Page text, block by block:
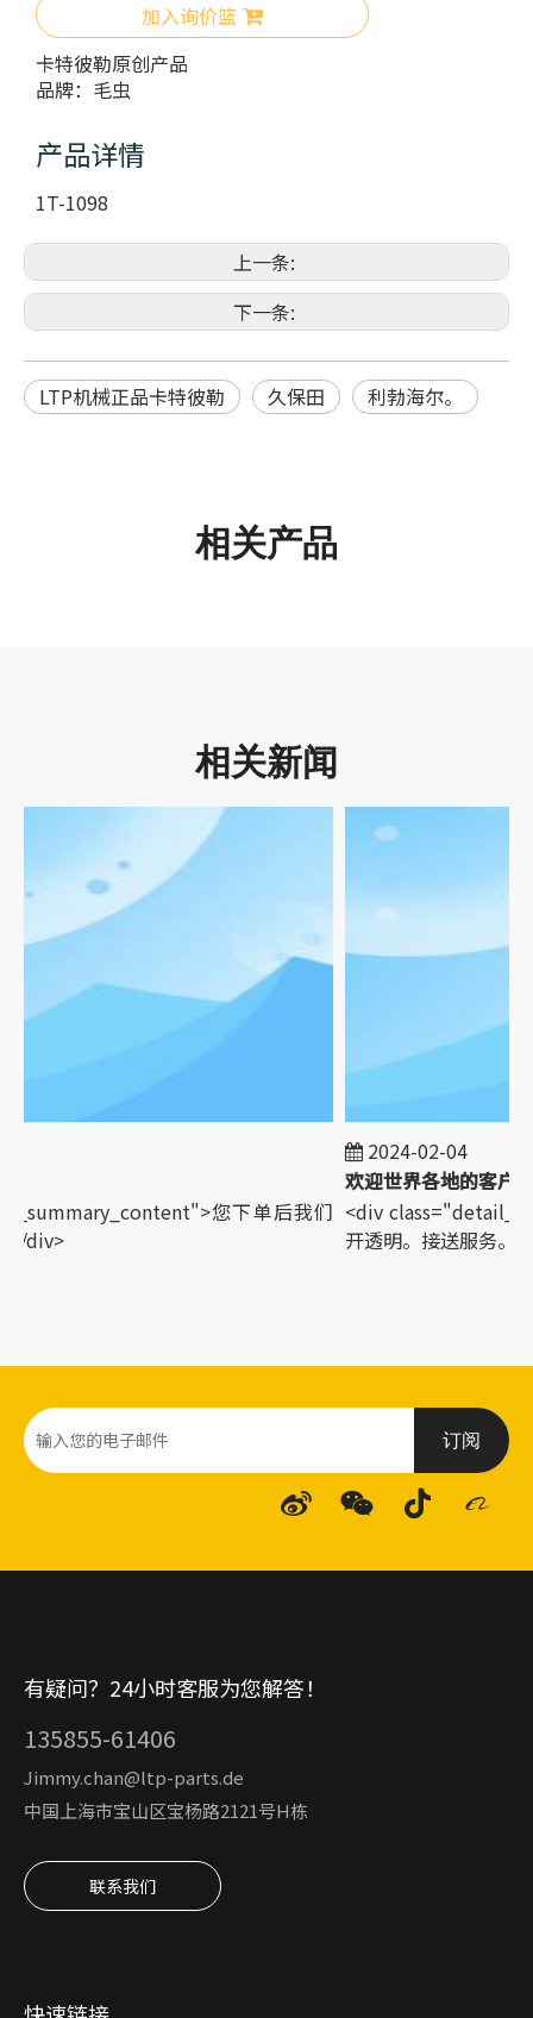
加入询价篮
卡特彼勒原创产品
品牌： 毛虫
产品详情
1T-1098
上一条:
下一条:
LTP机械正品卡特彼勒 久保田 利勃海尔。
相关产品
相关新闻
您下单后我们
div>
2024-02-04
<div
开透明。接送服务。
订阅
有疑问？24小时客服为您解答！
135855-61406
Jimmy.chan@ltp-parts.de
中国上海市宝山区宝杨路2121号H栋
联系我们